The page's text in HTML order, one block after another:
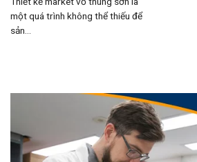
một quá trình không thể thiếu để
sản...